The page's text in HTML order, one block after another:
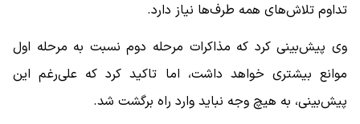
تداوم تلاش‌های همه طرف‌ها نیاز دارد.
وی پیش‌بینی کرد که مذاکرات مرحله دوم نسبت به مرحله اول
موانع بیشتری خواهد داشت، اما تاکید کرد که علی‌رغم این
پیش‌بینی، به هیچ وجه نباید وارد راه برگشت شد.